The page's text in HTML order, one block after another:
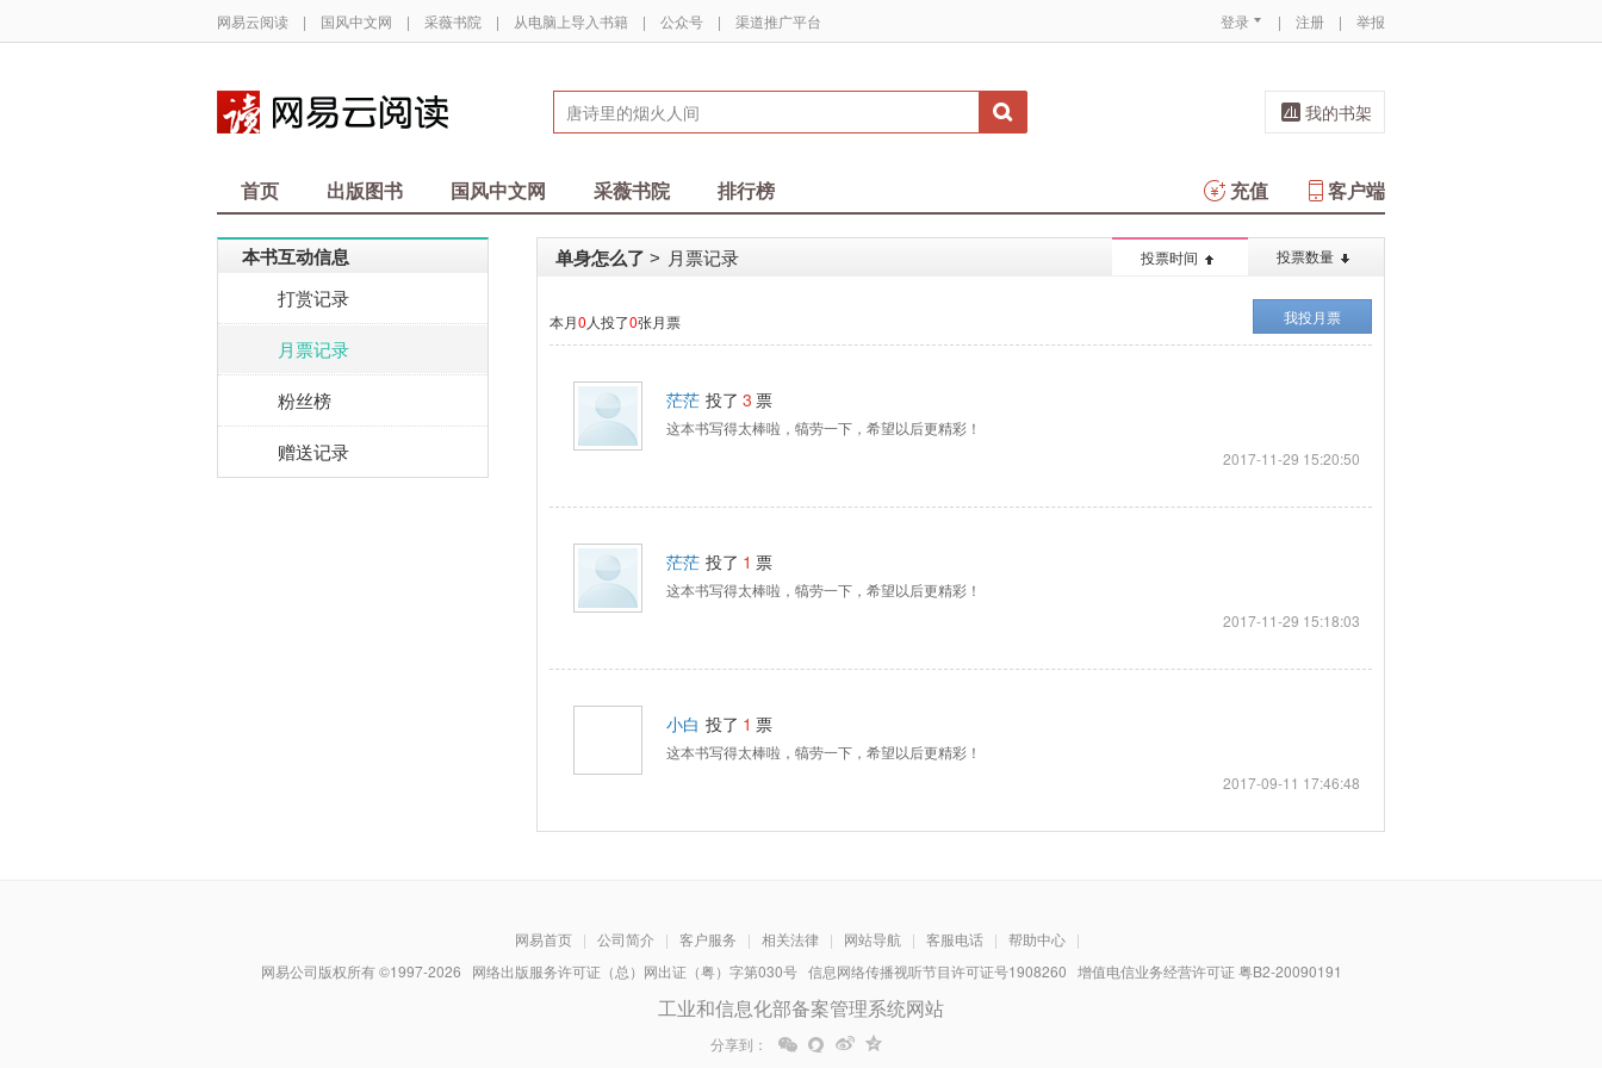
网易云阅读 | 国风中文网 | 采薇书院 | 从电脑上导入书籍 | 公众号 | 渠道推广平台 登录 | 注册 | 举报
我的书架
首页 出版图书 国风中文网 采薇书院 排行榜 客户端
充值
本书互动信息
打赏记录
月票记录
粉丝榜
赠送记录
投票时间 投票数量
单身怎么了 > 月票记录
本月0 人投了0张月票 我投月票
茫茫 投了 3 票
这本书写得太棒啦，犒劳一下，希望以后更精彩！
2017-11-29 15:20:50
茫茫 投了 1 票
这本书写得太棒啦，犒劳一下，希望以后更精彩！
2017-11-29 15:18:03
小白 投了 1 票
这本书写得太棒啦，犒劳一下，希望以后更精彩！
2017-09-11 17:46:48
网易首页 | 公司简介 | 客户服务 | 相关法律 | 网站导航 | 客服电话 | 帮助中心 |
网易公司版权所有 ©1997-2026 网络出版服务许可证（总）网出证（粤）字第030号 信息网络传播视听节目许可证号1908260 增值电信业务经营许可证 粤B2-20090191
工业和信息化部备案管理系统网站
分享到：